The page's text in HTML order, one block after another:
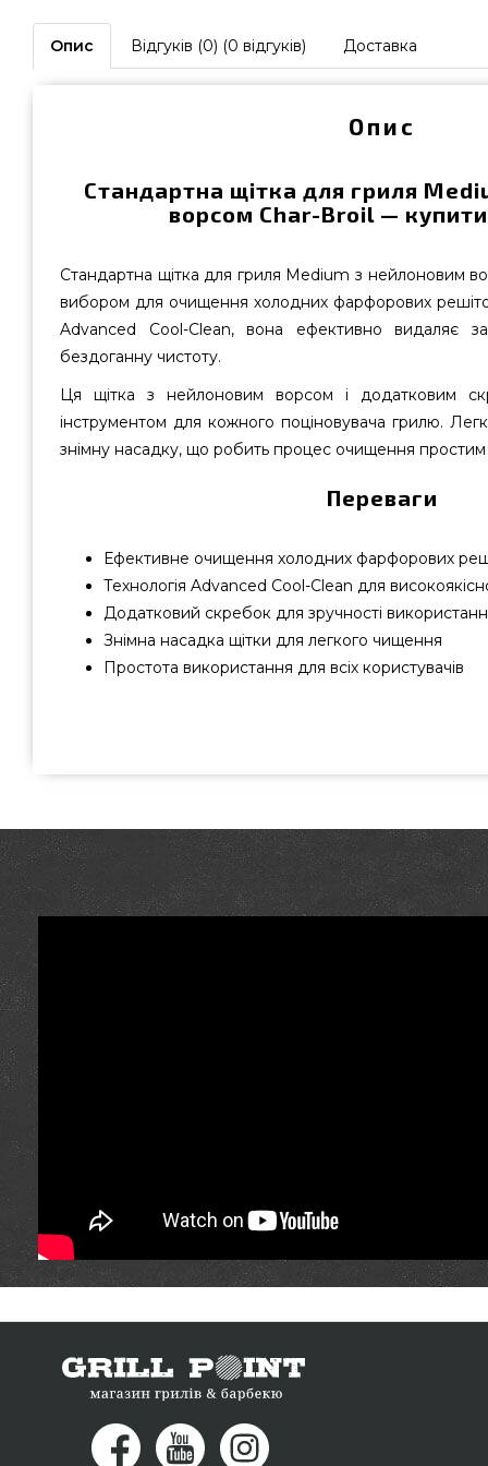
Опис Відгуків (0) (0 відгуків) Доставка
Опис
Стандартна щітка для гриля
ворсом Char-Broil — купити
Стандартна щітка для гриля Medium з нейлоновим
вибором для очищення холодних фарфорових
Advanced Cool-Clean, вона ефективно видаляє
бездоганну чистоту.
Ця щітка з нейлоновим ворсом і додатковим
інструментом для кожного поціновувача грилю.
знімну насадку, що робить процес очищення простим
Переваги
Ефективне очищення холодних фарфорових
Технологія Advanced Cool-Clean для
Додатковий скребок для зручності
Знімна насадка щітки для легкого чищення
Простота використання для всіх користувачів
магазині грилів та аксесуарів grillpoint.com.ua Кращі
76-95 и мы оперативно доставимо клієнтам у міста: